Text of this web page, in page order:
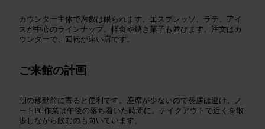
カウンター主体で席数は限られます。エスプレッソ、ラテ、アイ
スが中心のラインナップ。軽食や焼き菓子も並びます。注文はカ
ウンターで、回転が速い店です。
ご来館の計画
朝の移動前に寄ると便利です。座席が少ないので長居は避け、ノ
ートPC作業は午後の落ち着いた時間に。テイクアウトで近くを散
歩しながら飲むのも向いています。